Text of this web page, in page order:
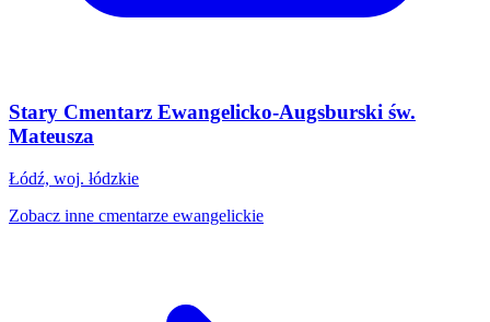
Stary Cmentarz Ewangelicko-Augsburski św.
Mateusza
Łódź, woj. łódzkie
Zobacz inne cmentarze ewangelickie